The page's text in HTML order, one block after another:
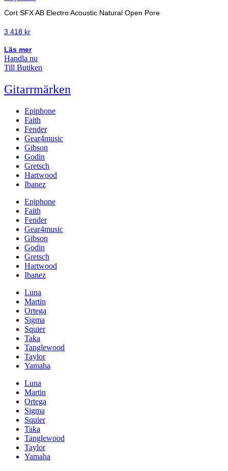
Cort SFX AB Electro Acoustic Natural Open Pore
3 418 kr
Läs mer
Handla nu
Till Butiken
Gitarrmärken
Epiphone
Faith
Fender
Gear4music
Gibson
Godin
Gretsch
Hartwood
Ibanez
Epiphone
Faith
Fender
Gear4music
Gibson
Godin
Gretsch
Hartwood
Ibanez
Luna
Martin
Ortega
Sigma
Squier
Taka
Tanglewood
Taylor
Yamaha
Luna
Martin
Ortega
Sigma
Squier
Taka
Tanglewood
Taylor
Yamaha